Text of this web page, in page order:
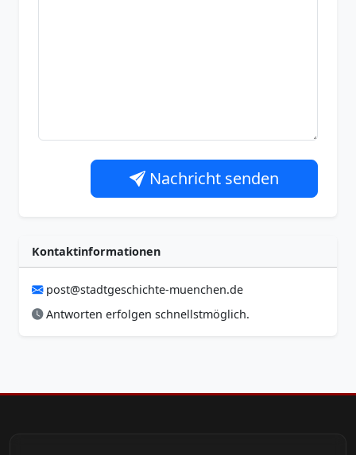
Nachricht senden
Kontaktinformationen
post@stadtgeschichte-muenchen.de
Antworten erfolgen schnellstmöglich.